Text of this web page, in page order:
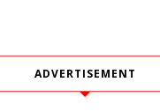
ADVERTISEMENT